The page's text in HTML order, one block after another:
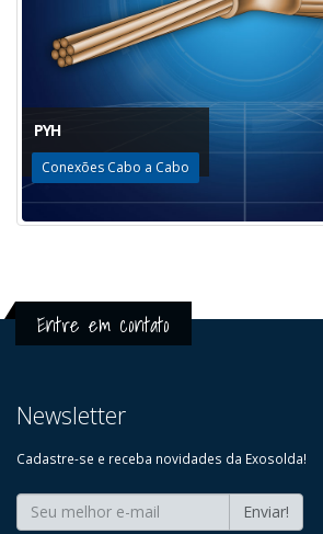
PYH
Conexões Cabo a Cabo
Entre em contato
Newsletter
Cadastre-se e receba novidades da Exosolda!
Enviar!